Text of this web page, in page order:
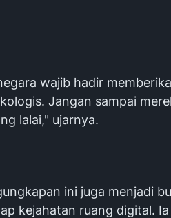
wajib hadir
Jangan sampai
lalai," ujarnya.
ini juga menjadi
kejahatan ruang digital.